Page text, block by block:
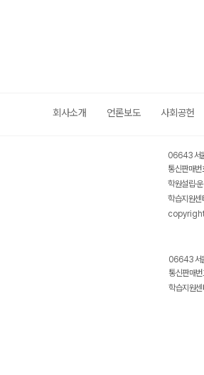
회사소개 언론보도 사회공헌
06643 서
통신판매
학원설립·
학습지원
06643 서
통신판매
학습지원